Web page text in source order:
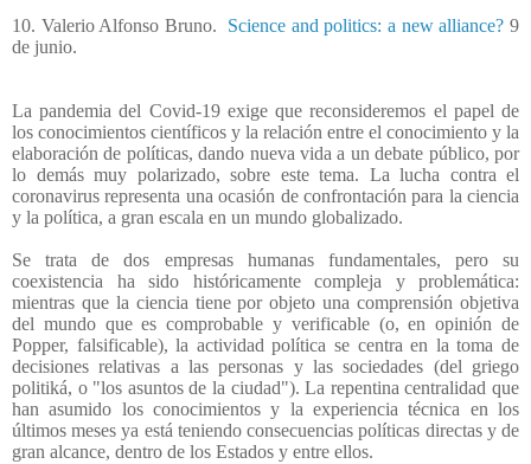
10. Valerio Alfonso Bruno. Science and politics: a new alliance? 9
de junio.
La pandemia del Covid-19 exige que reconsideremos el papel de
los conocimientos científicos y la relación entre el conocimiento y la
elaboración de políticas, dando nueva vida a un debate público, por
lo demás muy polarizado, sobre este tema. La lucha contra el
coronavirus representa una ocasión de confrontación para la ciencia
y la política, a gran escala en un mundo globalizado.
Se trata de dos empresas humanas fundamentales, pero su
coexistencia ha sido históricamente compleja y problemática:
mientras que la ciencia tiene por objeto una comprensión objetiva
del mundo que es comprobable y verificable (o, en opinión de
Popper, falsificable), la actividad política se centra en la toma de
decisiones relativas a las personas y las sociedades (del griego
politiká, o "los asuntos de la ciudad"). La repentina centralidad que
han asumido los conocimientos y la experiencia técnica en los
últimos meses ya está teniendo consecuencias políticas directas y de
gran alcance, dentro de los Estados y entre ellos.